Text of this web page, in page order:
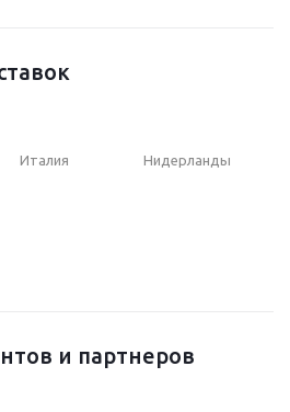
Италия Нидерланды
и партнеров